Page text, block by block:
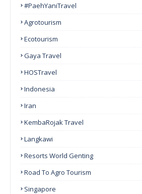
#PaehYaniTravel
Agrotourism
Ecotourism
Gaya Travel
HOSTravel
Indonesia
Iran
KembaRojak Travel
Langkawi
Resorts World Genting
Road To Agro Tourism
Singapore